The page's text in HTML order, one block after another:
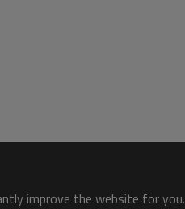
improve the website for you.